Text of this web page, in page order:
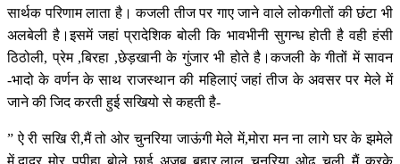
सार्थक परिणाम लाता है। कजली तीज पर गाए जाने वाले लोकगीतों की छंटा भी
अलबेली है।इसमें जहां प्रादेशिक बोली कि भावभीनी सुगन्ध होती है वही हंसी
ठिठोली, प्रेम ,बिरहा ,छेड़खानी के गुंजार भी होते है।कजली के गीतों में सावन
-भादो के वर्णन के साथ राजस्थान की महिलाएं जहां तीज के अवसर पर मेले में
जाने की जिद करती हुई सखियो से कहती है-
” ऐ री सखि री,मैं तो ओर चुनरिया जाऊंगी मेले में,मोरा मन ना लागे घर के झमेले
में,दादूर मोर पपीहा बोले छाई अजब बहार,लाल चुनरिया ओढ़ चली मैं करके